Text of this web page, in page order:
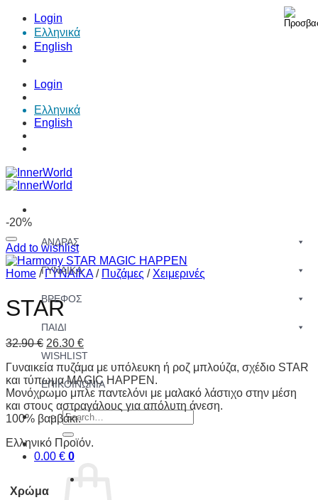
Skip
content
Login
Ελληνικά
English
Login
Ελληνικά
English
ΑΝΔΡΑΣ
ΓΥΝΑΙΚΑ
ΒΡΕΦΟΣ
ΠΑΙΔΙ
WISHLIST
ΕΠΙΚΟΙΝΩΝΙΑ
Search
for:
0.00 € 0
-20%
Add to wishlist
Home / ΓΥΝΑΙΚΑ / Πυζάμες / Χειμερινές
STAR
32.90€ 26.30 €
Γυναικεία πυζάμα με υπόλευκη ή ροζ μπλούζα, σχέδιο STAR
και τύπωμα MAGIC HAPPEN.
Μονόχρωμο μπλε παντελόνι με μαλακό λάστιχο στην μέση
και στους αστραγάλους για απόλυτη άνεση.
100% βαμβάκι.
Ελληνικό Προϊόν.
Χρώμα